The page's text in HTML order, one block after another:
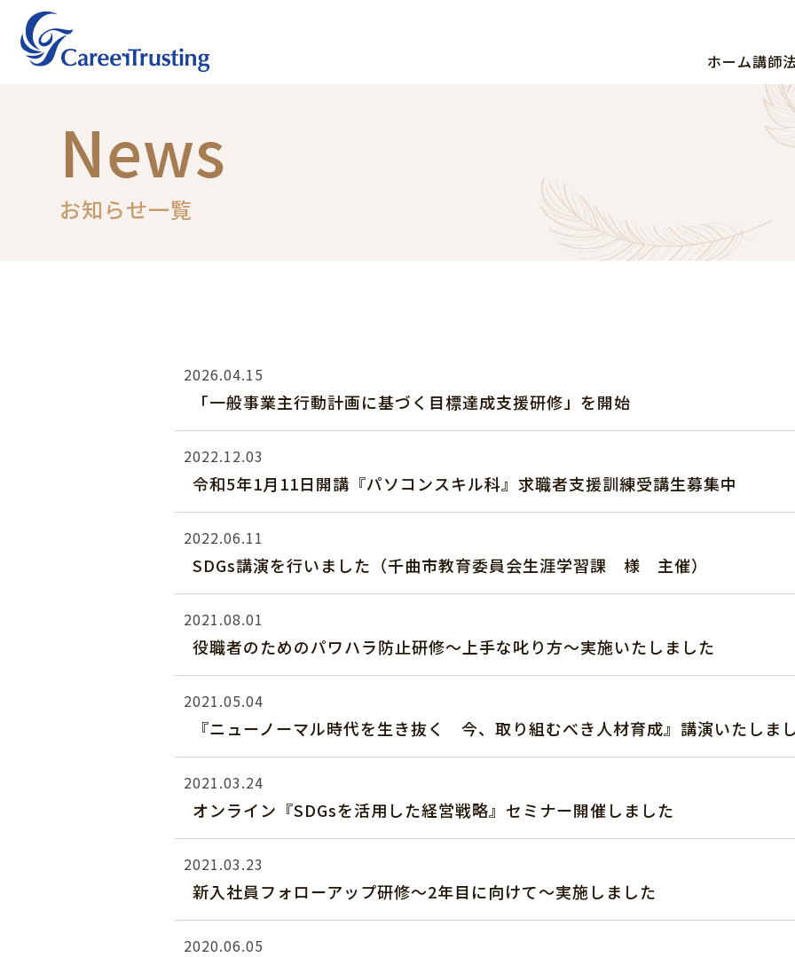
ホーム講師
News
お知らせ一覧
2026.04.15
「一般事業主行動計画に基づく目標達成支援研修」を開始
2022.12.03
令和5年1月11日開講『パソコンスキル科』求職者支援訓練受講生募集中
2022.06.11
SDGs講演を行いました（千曲市教育委員会生涯学習課 様 主催）
2021.08.01
役職者のためのパワハラ防止研修～上手な叱り方～実施いたしました
2021.05.04
『ニューノーマル時代を生き抜く 今、取り組むべき人材育成』講演いたしま
2021.03.24
オンライン『SDGsを活用した経営戦略』セミナー開催しました
2021.03.23
新入社員フォローアップ研修～2年目に向けて～実施しました
2020.06.05